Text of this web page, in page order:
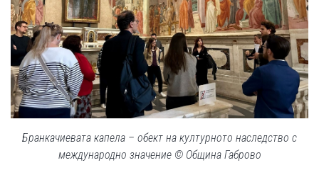
Бранкачиевата капела – обект на културното наследство с
международно значение © Община Габрово